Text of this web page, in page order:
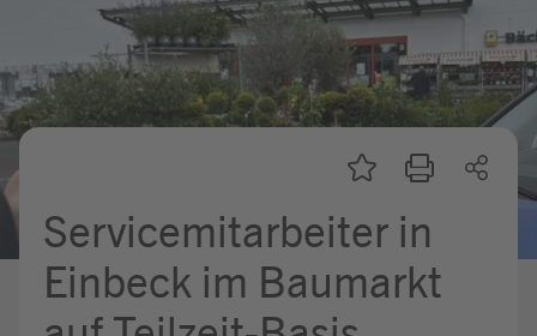
REWE Group als Arbeitgeber
Ausbildung & Studium
Praktikum & Werkstudium
Mein Kandidat:innenprofil
Servicemitarbeiter in
Einbeck im Baumarkt